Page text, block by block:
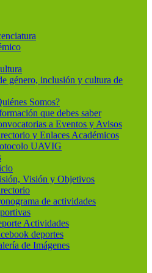
género, inclusión y cultura de
Somos?
que debes saber
a Eventos y Avisos
y Enlaces Académicos
UAVIG
Visión y Objetivos
de actividades
Actividades
deportes
de Imágenes